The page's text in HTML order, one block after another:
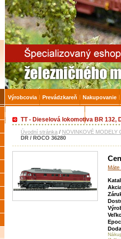
TT - Dieselová lokomotiva BR 132,
Úvodní stránka / NOVINKOVÉ MODELY
DR / ROCO 36280
Máte
Železničné
Výrobcovia Prevádzkareň Nakupovanie